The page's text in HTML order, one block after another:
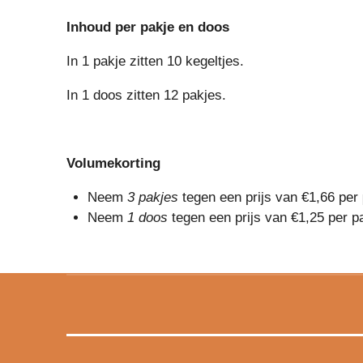
Inhoud per pakje en doos
In 1 pakje zitten 10 kegeltjes.
In 1 doos zitten 12 pakjes.
Volumekorting
Neem 3 pakjes tegen een prijs van €1,66 per
Neem 1 doos tegen een prijs van €1,25 per